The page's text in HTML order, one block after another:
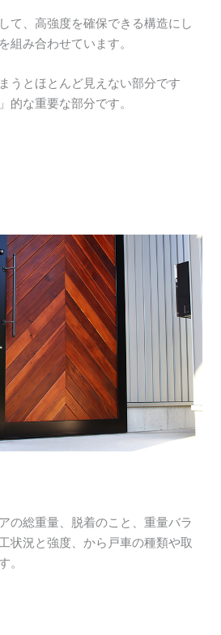
て、高強度を確保できる構造にし
組み合わせています。
うとほとんど見えない部分です
的な重要な部分です。
の総重量、脱着のこと、重量バラ
状況と強度、から戸車の種類や取
。